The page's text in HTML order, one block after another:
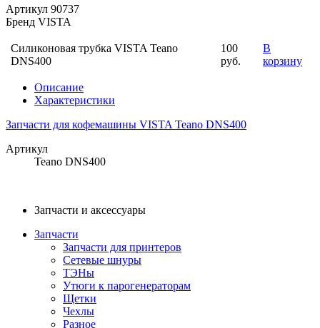
Артикул 90737
Бренд VISTA
Силиконовая трубка VISTA Teano
DNS400
100
руб.
В
корзину
Описание
Характеристики
Запчасти для кофемашины VISTA Teano DNS400
Артикул
Teano DNS400
Запчасти и аксессуары
Запчасти
Запчасти для принтеров
Сетевые шнуры
ТЭНы
Утюги к парогенераторам
Щетки
Чехлы
Разное